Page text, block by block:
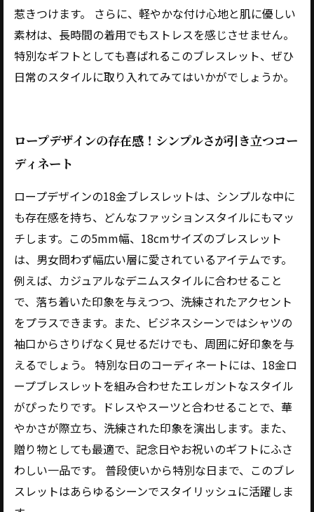
惹きつけます。 さらに、軽やかな付け心地と肌に優しい
素材は、長時間の着用でもストレスを感じさせません。
特別なギフトとしても喜ばれるこのブレスレット、ぜひ
日常のスタイルに取り入れてみてはいかがでしょうか。
ロープデザインの存在感！シンプルさが引き立つコー
ディネート
ロープデザインの18金ブレスレットは、シンプルな中に
も存在感を持ち、どんなファッションスタイルにもマッ
チします。この5mm幅、18cmサイズのブレスレット
は、男女問わず幅広い層に愛されているアイテムです。
例えば、カジュアルなデニムスタイルに合わせること
で、落ち着いた印象を与えつつ、洗練されたアクセント
をプラスできます。また、ビジネスシーンではシャツの
袖口からさりげなく見せるだけでも、周囲に好印象を与
えるでしょう。 特別な日のコーディネートには、18金ロ
ープブレスレットを組み合わせたエレガントなスタイル
がぴったりです。ドレスやスーツと合わせることで、華
やかさが際立ち、洗練された印象を演出します。また、
贈り物としても最適で、記念日やお祝いのギフトにふさ
わしい一品です。 普段使いから特別な日まで、このブレ
スレットはあらゆるシーンでスタイリッシュに活躍しま